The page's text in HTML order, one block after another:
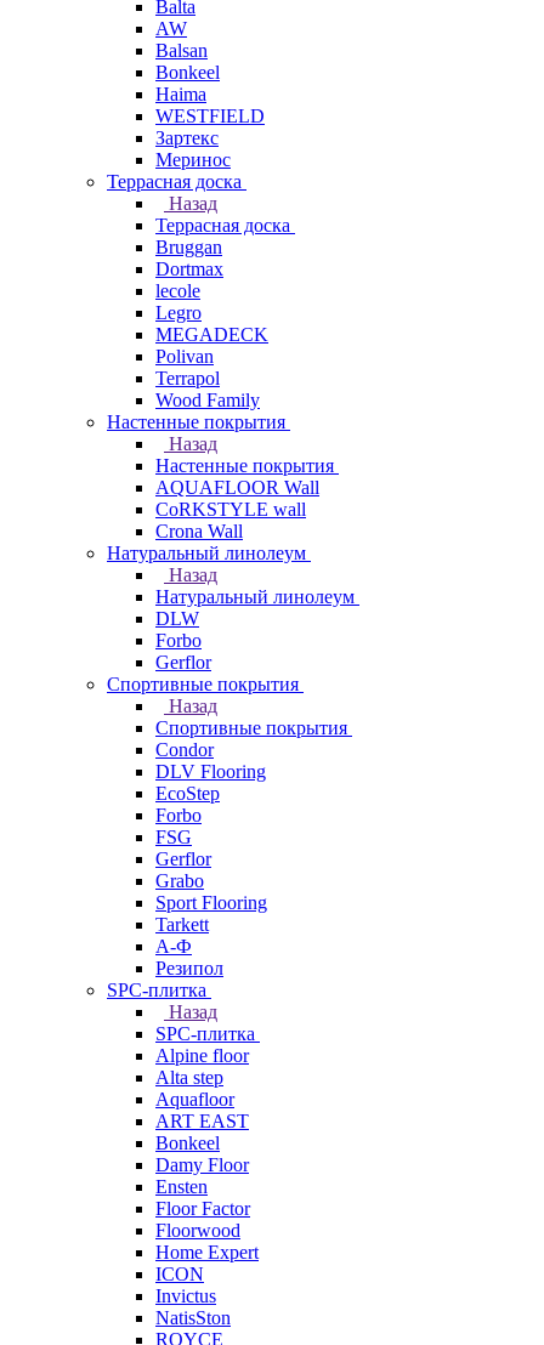
Balta
AW
Balsan
Bonkeel
Haima
WESTFIELD
Зартекс
Меринос
Террасная доска
Назад
Террасная доска
Bruggan
Dortmax
lecole
Legro
MEGADECK
Polivan
Terrapol
Wood Family
Настенные покрытия
Назад
Настенные покрытия
AQUAFLOOR Wall
CoRKSTYLE wall
Crona Wall
Натуральный линолеум
Назад
Натуральный линолеум
DLW
Forbo
Gerflor
Спортивные покрытия
Назад
Спортивные покрытия
Condor
DLV Flooring
EcoStep
Forbo
FSG
Gerflor
Grabo
Sport Flooring
Tarkett
А-Ф
Резипол
SPC-плитка
Назад
SPC-плитка
Alpine floor
Alta step
Aquafloor
ART EAST
Bonkeel
Damy Floor
Ensten
Floor Factor
Floorwood
Home Expert
ICON
Invictus
NatisSton
ROYCE